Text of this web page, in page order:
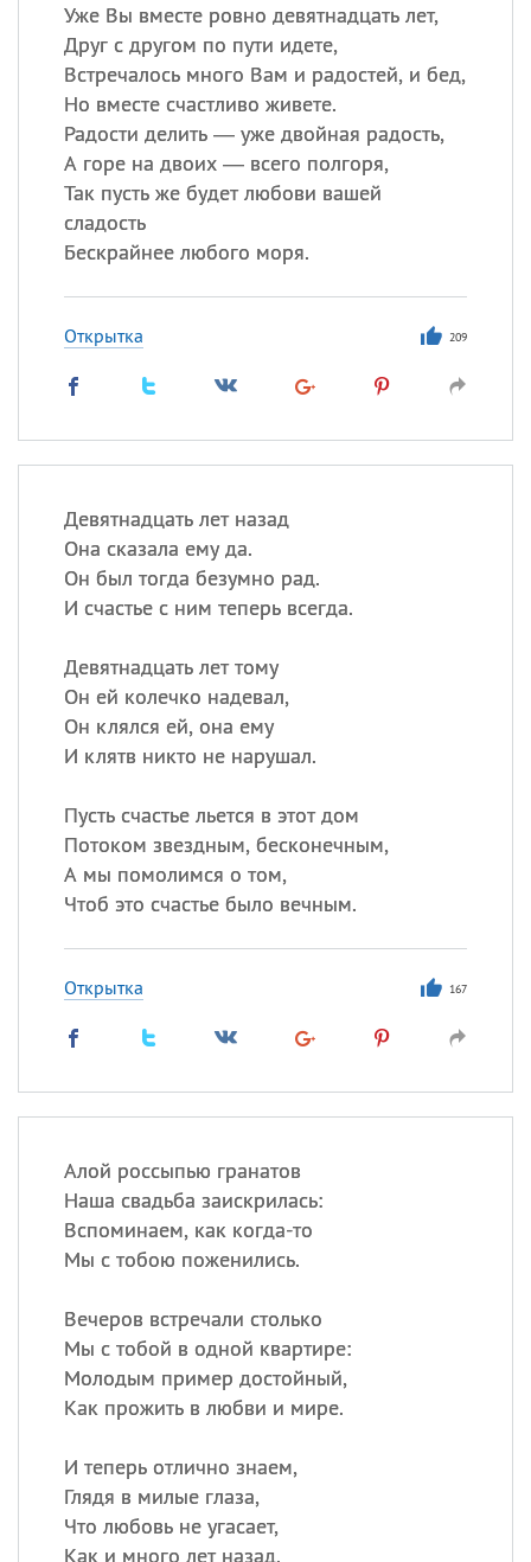
Уже Вы вместе ровно девятнадцать лет,
Друг с другом по пути идете,
Встречалось много Вам и радостей, и бед,
Но вместе счастливо живете.
Радости делить — уже двойная радость,
А горе на двоих — всего полгоря,
Так пусть же будет любови вашей
сладость
Бескрайнее любого моря.
Открытка 209
Девятнадцать лет назад
Она сказала ему да.
Он был тогда безумно рад.
И счастье с ним теперь всегда.
Девятнадцать лет тому
Он ей колечко надевал,
Он клялся ей, она ему
И клятв никто не нарушал.
Пусть счастье льется в этот дом
Потоком звездным, бесконечным,
А мы помолимся о том,
Чтоб это счастье было вечным.
Открытка 167
Алой россыпью гранатов
Наша свадьба заискрилась:
Вспоминаем, как когда-то
Мы с тобою поженились.
Вечеров встречали столько
Мы с тобой в одной квартире:
Молодым пример достойный,
Как прожить в любви и мире.
И теперь отлично знаем,
Глядя в милые глаза,
Что любовь не угасает,
Как и много лет назад.